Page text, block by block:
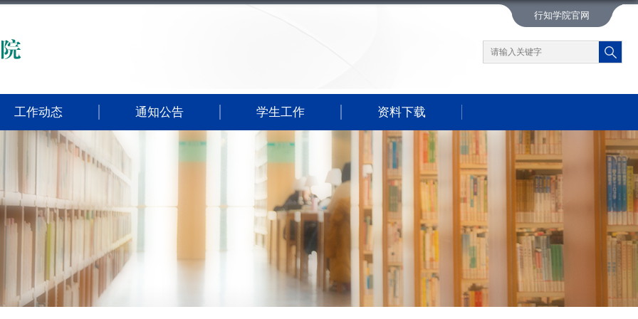
行知学院官网
工作动态 通知公告 学生工作 资料下载